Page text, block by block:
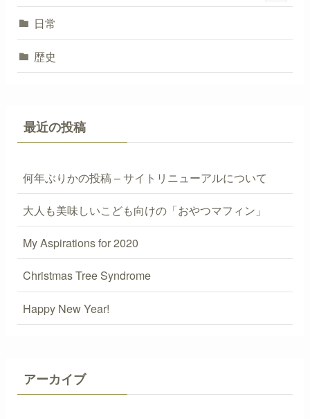
日常
歴史
最近の投稿
何年ぶりかの投稿 – サイトリニューアルについて
大人も美味しいこども向けの「おやつマフィン」
My Aspirations for 2020
Christmas Tree Syndrome
Happy New Year!
アーカイブ